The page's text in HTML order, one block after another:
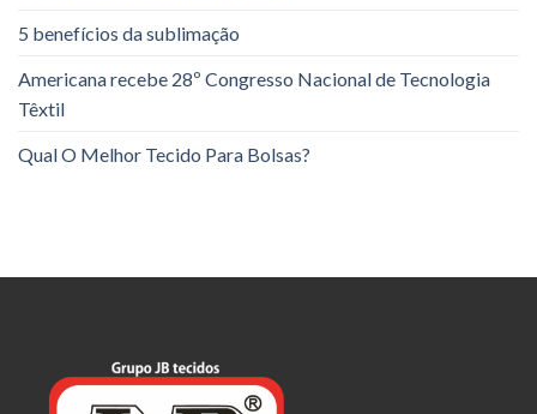
5 benefícios da sublimação
Americana recebe 28º Congresso Nacional de Tecnologia
Têxtil
Qual O Melhor Tecido Para Bolsas?